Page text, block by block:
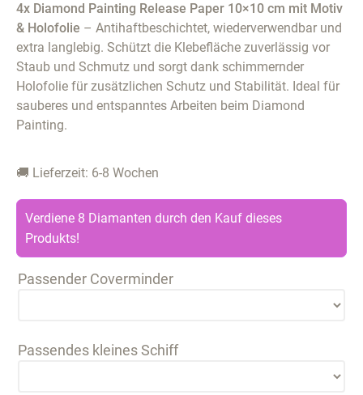
4x Diamond Painting Release Paper 10×10 cm mit Motiv
& Holofolie – Antihaftbeschichtet, wiederverwendbar und
extra langlebig. Schützt die Klebefläche zuverlässig vor
Staub und Schmutz und sorgt dank schimmernder
Holofolie für zusätzlichen Schutz und Stabilität. Ideal für
sauberes und entspanntes Arbeiten beim Diamond
Painting.
🚚 Lieferzeit: 6-8 Wochen
Verdiene 8 Diamanten durch den Kauf dieses
Produkts!
Passender Coverminder
Passendes kleines Schiff